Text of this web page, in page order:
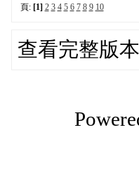
頁: [1] 2 3 4 5 6 7 8 9 10
查看完整版